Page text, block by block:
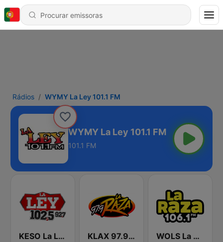
Rádios WYMY La Ley 101.1 FM
WYMY La Ley 101.1 FM
101.1 FM
KESO La Ley 102.5 and 92.7 FM KLAX 97.9 La Raza FM WOLS La Raza 106.1 FM